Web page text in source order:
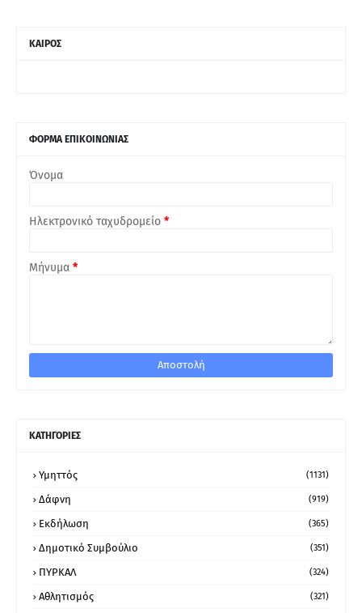
ΚΑΙΡΟΣ
ΦΟΡΜΑ ΕΠΙΚΟΙΝΩΝΙΑΣ
Όνομα
Ηλεκτρονικό ταχυδρομείο *
Μήνυμα *
ΚΑΤΗΓΟΡΙΕΣ
Υμηττός (1131)
Δάφνη (919)
Εκδήλωση (365)
Δημοτικό Συμβούλιο (351)
ΠΥΡΚΑΛ (324)
Αθλητισμός (321)